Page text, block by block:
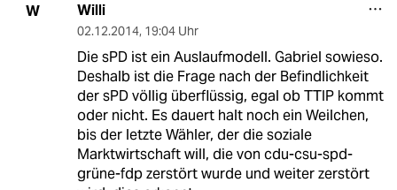
W Willi
02.12.2014, 19:04 Uhr
Die sPD ist ein Auslaufmodell. Gabriel sowieso.
Deshalb ist die Frage nach der Befindlichkeit
der sPD völlig überflüssig, egal ob TTIP kommt
oder nicht. Es dauert halt noch ein Weilchen,
bis der letzte Wähler, der die soziale
Marktwirtschaft will, die von cdu-csu-spd-
grüne-fdp zerstört wurde und weiter zerstört